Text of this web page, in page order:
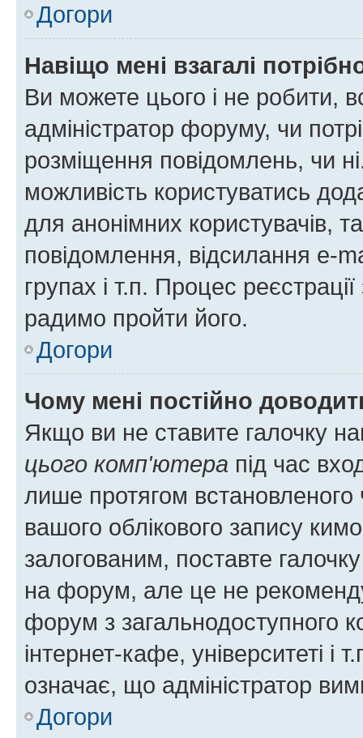
Догори
Навіщо мені взагалі
Ви можете цього і не робити,
адміністратор форуму, чи
розміщення повідомлень, чи
можливість користуватись
для анонімних користувачів,
повідомлення, відсилання e-
групах і т.п. Процес
радимо пройти його.
Догори
Чому мені постійно
Якщо ви не ставите галочку
цього комп'ютера під час
лише протягом встановленого
вашого облікового запису
залогованим, поставте
на форум, але це не
форум з загальнодоступного
інтернет-кафе, університеті і
означає, що адміністратор
Догори